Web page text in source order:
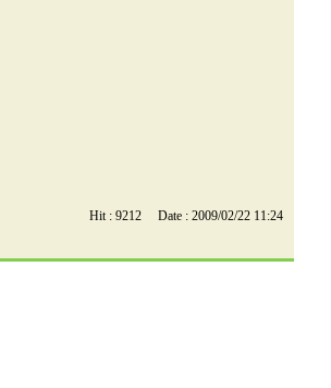
Hit : 9212 Date : 2009/02/22 11:24